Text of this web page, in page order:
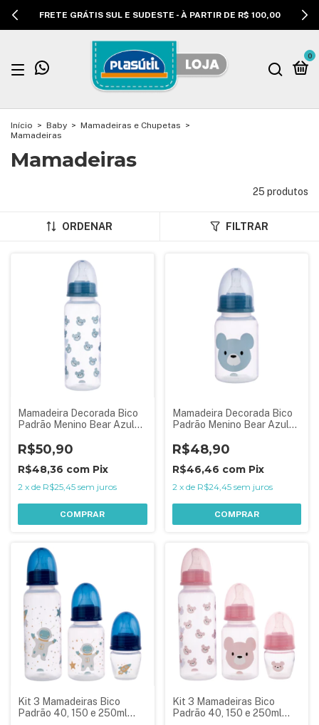
FRETE GRÁTIS SUL E SUDESTE - À PARTIR DE R$ 100,00
0
Início > Baby > Mamadeiras e Chupetas >
Mamadeiras
Mamadeiras
25 produtos
ORDENAR FILTRAR
Mamadeira Decorada Bico
Padrão Menino Bear Azul
R$50,90
R$48,36 com Pix
2 x de R$25,45 sem juros
COMPRAR
Mamadeira Decorada Bico
Padrão Menino Bear Azul
R$48,90
R$46,46 com Pix
2 x de R$24,45 sem juros
COMPRAR
Kit 3 Mamadeiras Bico
Padrão 40, 150 e 250ml
Kit 3 Mamadeiras Bico
Padrão 40, 150 e 250ml